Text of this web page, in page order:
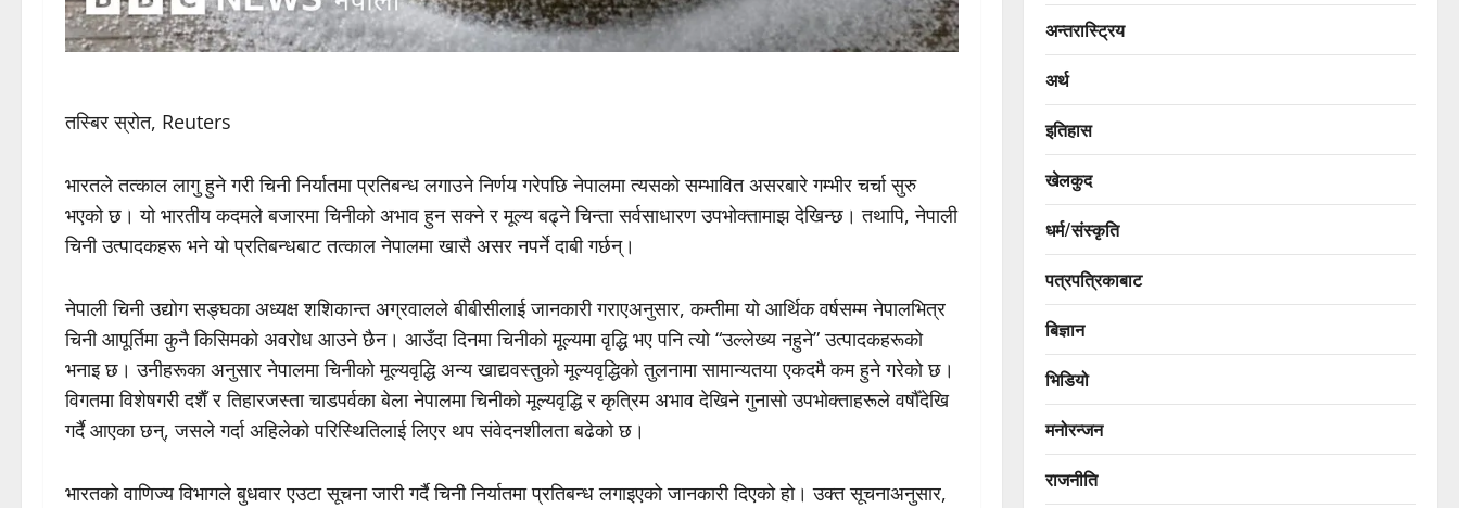
तस्बिर स्रोत, Reuters
भारतले तत्काल लागु हुने गरी चिनी निर्यातमा प्रतिबन्ध लगाउने निर्णय गरेपछि नेपालमा त्यसको सम्भावित असरबारे गम्भीर चर्चा सुरु
भएको छ। यो भारतीय कदमले बजारमा चिनीको अभाव हुन सक्ने र मूल्य बढ्ने चिन्ता सर्वसाधारण उपभोक्तामाझ देखिन्छ। तथापि, नेपाली
चिनी उत्पादकहरू भने यो प्रतिबन्धबाट तत्काल नेपालमा खासै असर नपर्ने दाबी गर्छन्।
नेपाली चिनी उद्योग सङ्घका अध्यक्ष शशिकान्त अग्रवालले बीबीसीलाई जानकारी गराएअनुसार, कम्तीमा यो आर्थिक वर्षसम्म नेपालभित्र
चिनी आपूर्तिमा कुनै किसिमको अवरोध आउने छैन। आउँदा दिनमा चिनीको मूल्यमा वृद्धि भए पनि त्यो “उल्लेख्य नहुने” उत्पादकहरूको
भनाइ छ। उनीहरूका अनुसार नेपालमा चिनीको मूल्यवृद्धि अन्य खाद्यवस्तुको मूल्यवृद्धिको तुलनामा सामान्यतया एकदमै कम हुने गरेको छ।
विगतमा विशेषगरी दशैँ र तिहारजस्ता चाडपर्वका बेला नेपालमा चिनीको मूल्यवृद्धि र कृत्रिम अभाव देखिने गुनासो उपभोक्ताहरूले वर्षौँदेखि
गर्दै आएका छन्, जसले गर्दा अहिलेको परिस्थितिलाई लिएर थप संवेदनशीलता बढेको छ।
भारतको वाणिज्य विभागले बुधवार एउटा सूचना जारी गर्दै चिनी निर्यातमा प्रतिबन्ध लगाइएको जानकारी दिएको हो। उक्त सूचनाअनुसार,
अन्तरास्ट्रिय
अर्थ
इतिहास
खेलकुद
धर्म/संस्कृति
पत्रपत्रिकाबाट
बिज्ञान
भिडियो
मनोरन्जन
राजनीति